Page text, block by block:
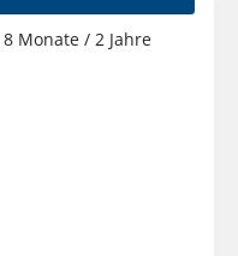
Monate / 2 Jahre